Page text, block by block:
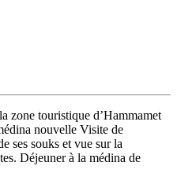
zone touristique d’Hammamet
nouvelle Visite de
ses souks et vue sur la
Déjeuner à la médina de